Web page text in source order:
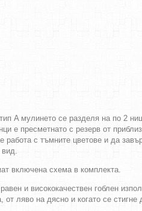
A мулинето се разделя на по 2
е пресметнато с резерв от
работа с тъмните цветове и да
включена схема в комплекта.
и висококачествен гоблен
от ляво на дясно и когато се